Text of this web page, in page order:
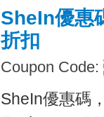
SheIn優惠
折扣
Coupon Code:
SheIn優惠碼